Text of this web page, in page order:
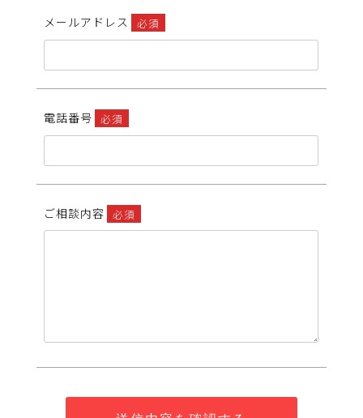
メールアドレス 必須
電話番号 必須
ご相談内容 必須